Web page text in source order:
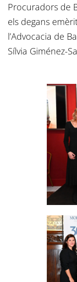
Procuradors de
els degans
l’Advocacia de
Sílvia Giménez-